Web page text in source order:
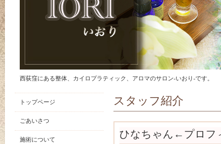
西荻窪にある整体、カイロプラティック、アロマのサロン-いおり-です。
スタッフ紹介
ひなちゃん←プロフ
トップページ
ごあいさつ
施術について